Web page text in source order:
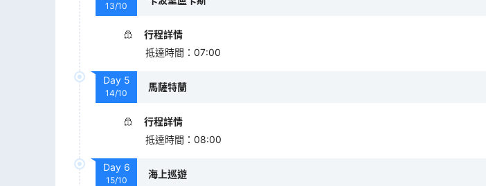
13/10
行程詳情
抵達時間 ： 07:00
Day 5
14/10
馬薩特蘭
行程詳情
抵達時間 ： 08:00
Day 6
15/10
海上巡遊